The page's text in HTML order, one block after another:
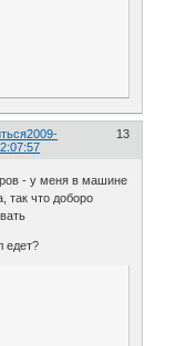
13
2009-
- у меня в машине
так что доборо
едет?